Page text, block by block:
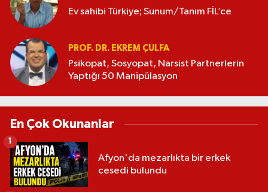
Ev sahibi Türkiye; Sunum/Tanım FİL’ce
PROF. DR. EKREM ÇULFA
Psikopat, Sosyopat, Narsist Partnerlerin
Yaptığı 50 Manipülasyon
En Çok Okunanlar
Afyon'da mezarlıkta bir erkek
cesedi bulundu
1